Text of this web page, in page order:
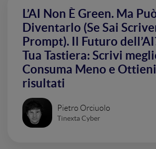
L’AI Non È Green. Ma
Diventarlo (Se Sai
Prompt). Il Futuro
Tua Tastiera: Scrivi
Consuma Meno e
risultati
Pietro Orciuolo
Tinexta Cyber